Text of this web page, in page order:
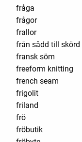
fråga
frågor
frallor
från sådd till skörd
fransk söm
freeform knitting
french seam
frigolit
friland
frö
fröbutik